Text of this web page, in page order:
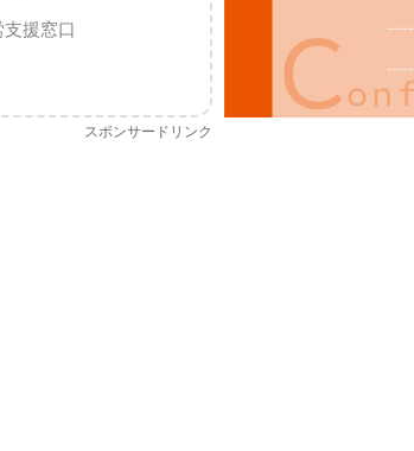
援窓口
スポンサードリンク